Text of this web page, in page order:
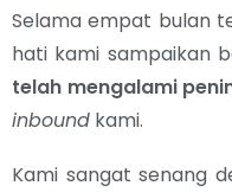
Selama empat bulan
hati kami sampaikan
telah mengalami
inbound kami.
Kami sangat senang